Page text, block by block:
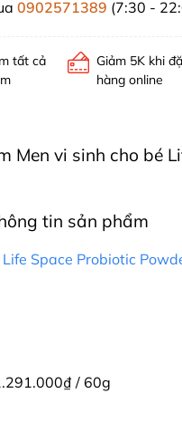
0902571389 (7:30 -
tất cả
Giảm 5K khi
hàng online
Men vi sinh cho bé
tin sản phẩm
Space Probiotic
/ 60g